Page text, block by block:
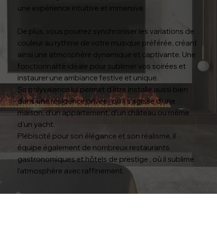
une expérience intuitive et immersive.
De plus, vous pourrez synchroniser les variations de
couleur au rythme de votre musique préférée, créant
ainsi une atmosphère dynamique et captivante. Une
fonctionnalité idéale pour sublimer vos soirées et
instaurer une ambiance festive et unique.
Sa polyvalence lui permet d'être installé aussi bien
dans une résidence privée , qu'il s'agisse d'une
maison, d'un appartement, d'un château ou même
d'un yacht.
Plébiscité pour son élégance et son réalisme, il
équipe également de nombreux restaurants
gastronomiques et hôtels de prestige , où il sublime
l'atmosphère avec raffinement.